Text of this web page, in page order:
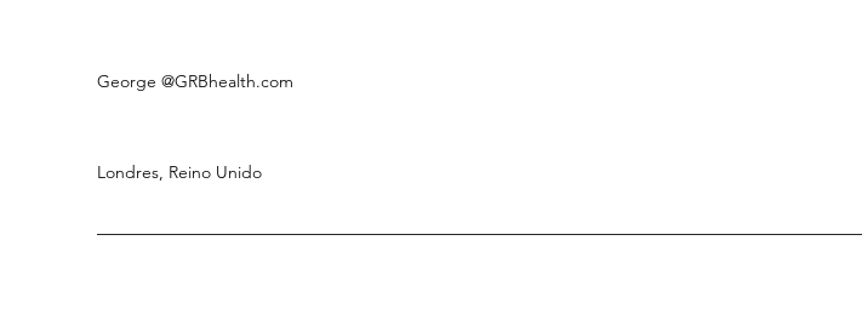
George @GRBhealth.com
Londres, Reino Unido